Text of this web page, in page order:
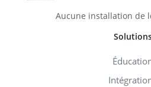
Aucune installation de